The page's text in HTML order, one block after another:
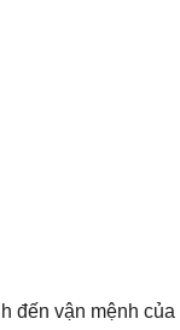
đến vận mệnh